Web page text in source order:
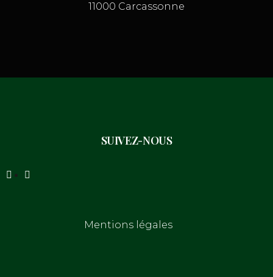
11000 Carcassonne
SUIVEZ-NOUS
Mentions légales